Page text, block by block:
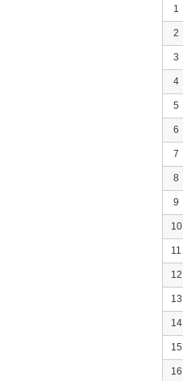
1
2
3
4
5
6
7
8
9
10
11
12
13
14
15
16